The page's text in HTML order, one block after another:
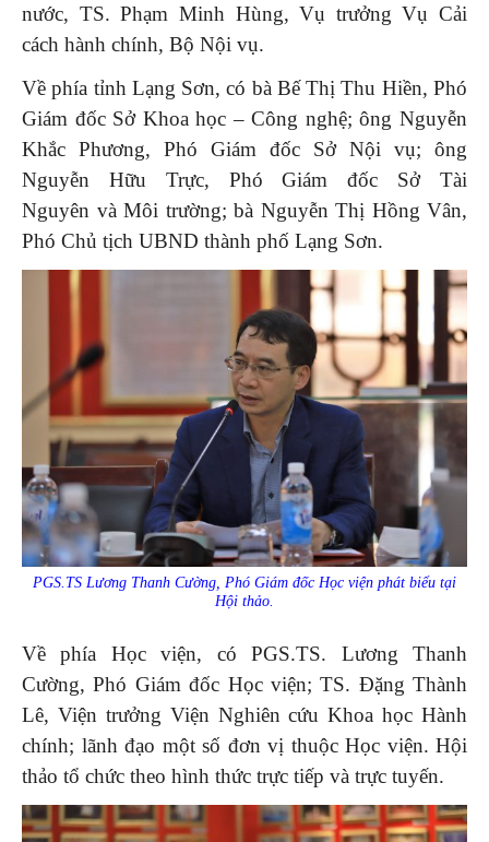
nước, TS. Phạm Minh Hùng, Vụ trưởng Vụ Cải
cách hành chính, Bộ Nội vụ.
Về phía tỉnh Lạng Sơn, có bà Bế Thị Thu Hiền, Phó
Giám đốc Sở Khoa học – Công nghệ; ông Nguyễn
Khắc Phương, Phó Giám đốc Sở Nội vụ; ông
Nguyễn Hữu Trực, Phó Giám đốc Sở Tài
Nguyên và Môi trường; bà Nguyễn Thị Hồng Vân,
Phó Chủ tịch UBND thành phố Lạng Sơn.
PGS.TS Lương Thanh Cường, Phó Giám đốc Học viện phát biểu tại
Hội thảo.
Về phía Học viện, có PGS.TS. Lương Thanh
Cường, Phó Giám đốc Học viện; TS. Đặng Thành
Lê, Viện trưởng Viện Nghiên cứu Khoa học Hành
chính; lãnh đạo một số đơn vị thuộc Học viện. Hội
thảo tổ chức theo hình thức trực tiếp và trực tuyến.